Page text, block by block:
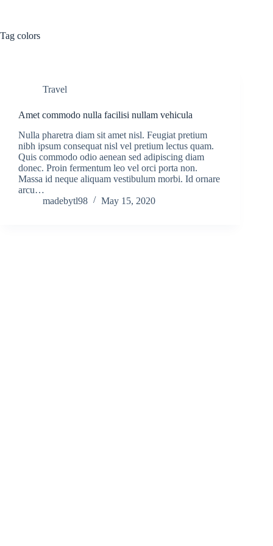
Tag colors
Travel
Amet commodo nulla facilisi nullam vehicula
Nulla pharetra diam sit amet nisl. Feugiat pretium
nibh ipsum consequat nisl vel pretium lectus quam.
Quis commodo odio aenean sed adipiscing diam
donec. Proin fermentum leo vel orci porta non.
Massa id neque aliquam vestibulum morbi. Id ornare
arcu…
madebytl98
May 15, 2020